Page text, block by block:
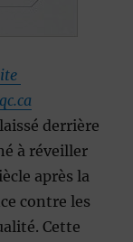
derrière
à réveiller
après la
contre les
Cette